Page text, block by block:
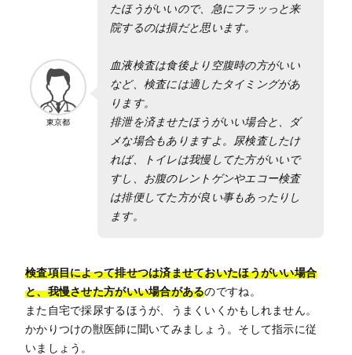
東京都
たほうがいいので、急にフラッっと来
院するのは損だと思います。
血液検査は食後より空腹時の方がいい
など、検査には適したタイミングがあ
ります。
排泄を済ませたほうがいい場合と、ダ
メな場合もありますよ。尿検査したけ
れば、トイレは我慢してた方がいいで
すし、お腹のレントゲンやエコー検査
は排便してた方が良い事もあったりし
ます。
検査項目によって排せつは済ませておいたほうがいい場合
と、我慢させた方がいい場合があるのですね。
また自宅で採尿するほうが、うまくいくかもしれません。
かかりつけの獣医師に聞いてみましょう。そして指示に従
いましょう。